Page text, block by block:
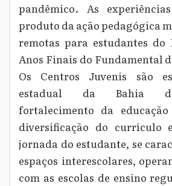
pandêmico. As
produto da ação pedagógica
remotas para estudantes do
Anos Finais do Fundamental
Os Centros Juvenis são
estadual da Bahia
fortalecimento da
diversificação do currículo
jornada do estudante, se
espaços interescolares,
com as escolas de ensino